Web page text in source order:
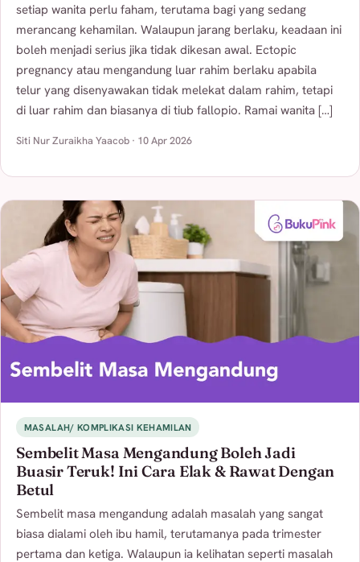
setiap wanita perlu faham, terutama bagi yang sedang
merancang kehamilan. Walaupun jarang berlaku, keadaan ini
boleh menjadi serius jika tidak dikesan awal. Ectopic
pregnancy atau mengandung luar rahim berlaku apabila
telur yang disenyawakan tidak melekat dalam rahim, tetapi
di luar rahim dan biasanya di tiub fallopio. Ramai wanita […]
Siti Nur Zuraikha Yaacob · 10 Apr 2026
MASALAH/ KOMPLIKASI KEHAMILAN
Sembelit Masa Mengandung Boleh Jadi
Buasir Teruk! Ini Cara Elak & Rawat Dengan
Betul
Sembelit masa mengandung adalah masalah yang sangat
biasa dialami oleh ibu hamil, terutamanya pada trimester
pertama dan ketiga. Walaupun ia kelihatan seperti masalah